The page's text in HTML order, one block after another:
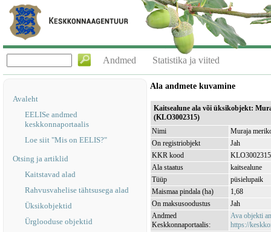
Andmed Statistika ja viited
Avaleht
EELISe andmed
keskkonnaportaalis
Loe siit "Mis on EELIS?"
Otsing ja artiklid
Kaitstavad alad
Rahvusvahelise tähtsusega alad
Üksikobjektid
Ürglooduse objektid
Ala andmete kuvamine
Kaitsealune ala või üksikobjekt:
(KLO3002315)
Nimi
Muraja
On registriobjekt
Jah
KKR kood
KLO3002315
Ala staatus
kaitsealune
Tüüp
püsielupaik
Maismaa pindala (ha)
1,68
On maksusoodustus
Jah
Andmed
Keskkonnaportaalis:
Ava objekti
https://